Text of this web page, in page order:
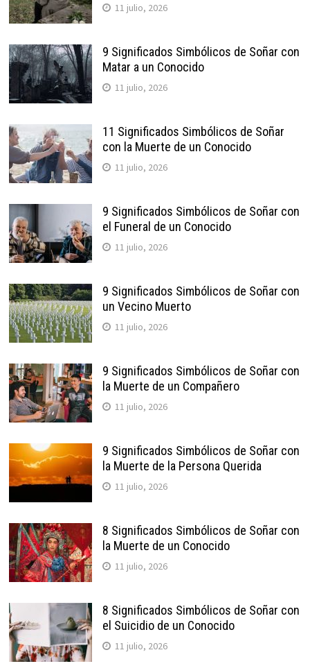
11 julio, 2026
9 Significados Simbólicos de Soñar con
Matar a un Conocido
11 julio, 2026
11 Significados Simbólicos de Soñar
con la Muerte de un Conocido
11 julio, 2026
9 Significados Simbólicos de Soñar con
el Funeral de un Conocido
11 julio, 2026
9 Significados Simbólicos de Soñar con
un Vecino Muerto
11 julio, 2026
9 Significados Simbólicos de Soñar con
la Muerte de un Compañero
11 julio, 2026
9 Significados Simbólicos de Soñar con
la Muerte de la Persona Querida
11 julio, 2026
8 Significados Simbólicos de Soñar con
la Muerte de un Conocido
11 julio, 2026
8 Significados Simbólicos de Soñar con
el Suicidio de un Conocido
11 julio, 2026